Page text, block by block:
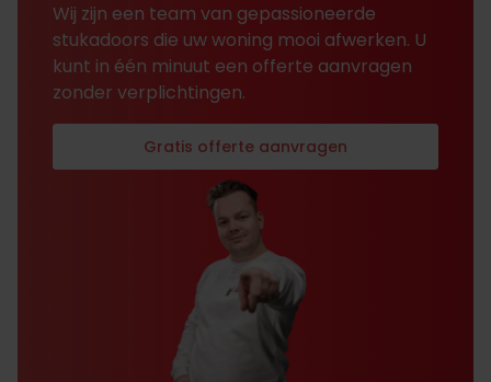
Wij zijn een team van gepassioneerde
stukadoors die uw woning mooi afwerken. U
kunt in één minuut een offerte aanvragen
zonder verplichtingen.
Gratis offerte aanvragen